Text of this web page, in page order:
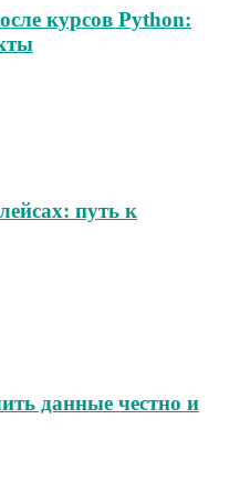
курсов Python:
путь к
данные честно и